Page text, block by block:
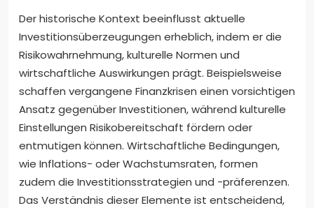
Der historische Kontext beeinflusst aktuelle
Investitionsüberzeugungen erheblich, indem er die
Risikowahrnehmung, kulturelle Normen und
wirtschaftliche Auswirkungen prägt. Beispielsweise
schaffen vergangene Finanzkrisen einen vorsichtigen
Ansatz gegenüber Investitionen, während kulturelle
Einstellungen Risikobereitschaft fördern oder
entmutigen können. Wirtschaftliche Bedingungen,
wie Inflations- oder Wachstumsraten, formen
zudem die Investitionsstrategien und -präferenzen.
Das Verständnis dieser Elemente ist entscheidend,